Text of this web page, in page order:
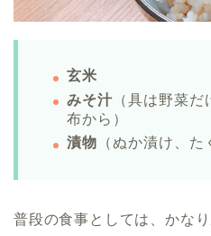
玄米
みそ汁 （具は野菜
布から）
漬物 （ぬか漬け、た
普段の食事としては、かな